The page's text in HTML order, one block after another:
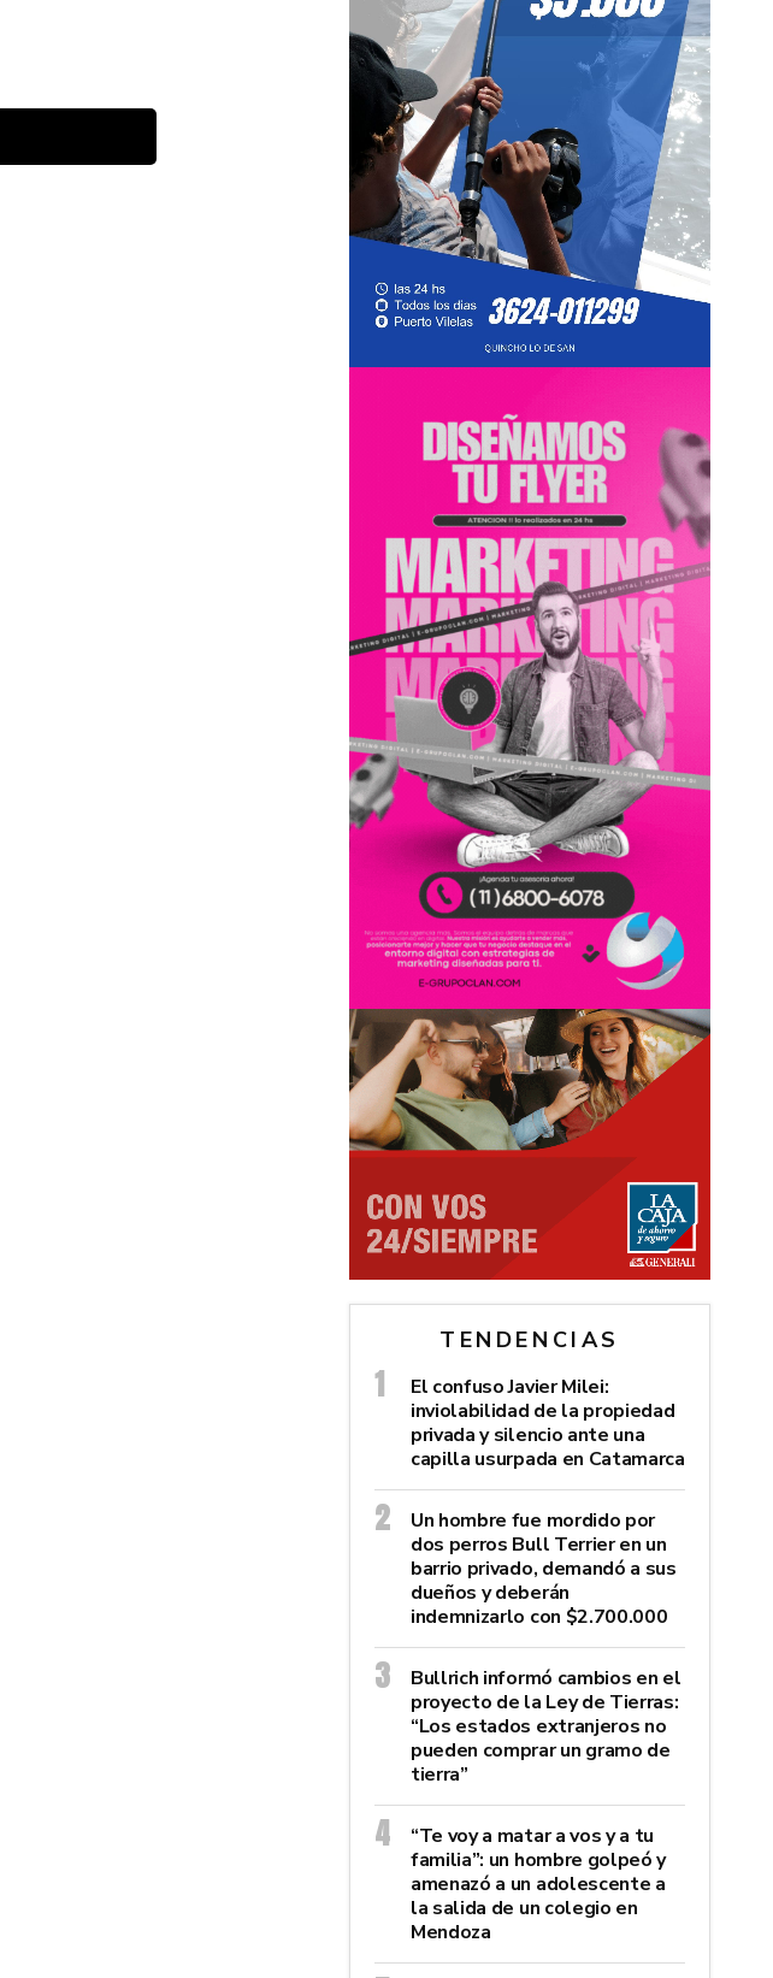
TENDENCIAS
El confuso Javier Milei:
inviolabilidad de la propiedad
privada y silencio ante una
capilla usurpada en Catamarca
Un hombre fue mordido por
dos perros Bull Terrier en un
barrio privado, demandó a sus
dueños y deberán
indemnizarlo con $2.700.000
Bullrich informó cambios en el
proyecto de la Ley de Tierras:
“Los estados extranjeros no
pueden comprar un gramo de
tierra”
“Te voy a matar a vos y a tu
familia”: un hombre golpeó y
amenazó a un adolescente a
la salida de un colegio en
Mendoza